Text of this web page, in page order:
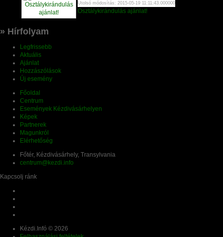
Utolsó módosítás: 2015-05-19 11:11:43.000000
Osztálykirándulás ajánlat!
» Hírfolyam
Legfrissebb
Aktuális
Ajánlat
Hozzászólások
Új esemény
Főoldal
Centrum
Események Kézdivásárhelyen
Képek
Partnerek
Magunkról
Elérhetőség
Főtér, Kézdivásárhely, Transylvania
centrum@kezdi.info
Kapcsolj ránk
Kézdi.Infó © 2026